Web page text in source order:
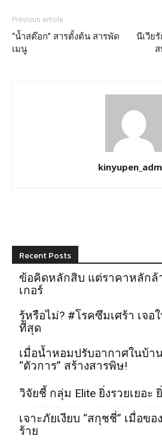
Previous article
“น้ำสต๊อก” สารตั้งต้น สารพัด
เมนู
นีเวีย
Recent Posts
ข้อคิดหลักสิบ แต่ราคาหลักล้
เกอร์
รู้หรือไม่? #โรคซึมเศร้า เจ
ที่สุด
เมื่อน้ำหอมปรับอากาศในบ้า
“ตัวการ” สร้างสารพิษ!
วิจัยชี้ กลุ่ม Elite ยิ่งรวยเยอะ
เจาะภัยเงียบ “สกุชชี่” เมื่อข
ร้าย